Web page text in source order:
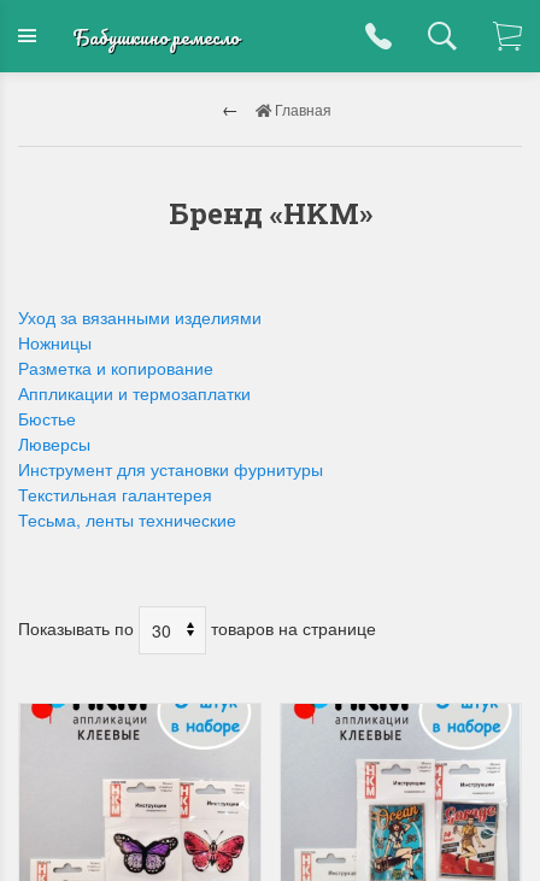
Бабушкино ремесло
Главная
Бренд «HKM»
Уход за вязанными изделиями
Ножницы
Разметка и копирование
Аппликации и термозаплатки
Бюстье
Люверсы
Инструмент для установки фурнитуры
Текстильная галантерея
Тесьма, ленты технические
Показывать по товаров на странице